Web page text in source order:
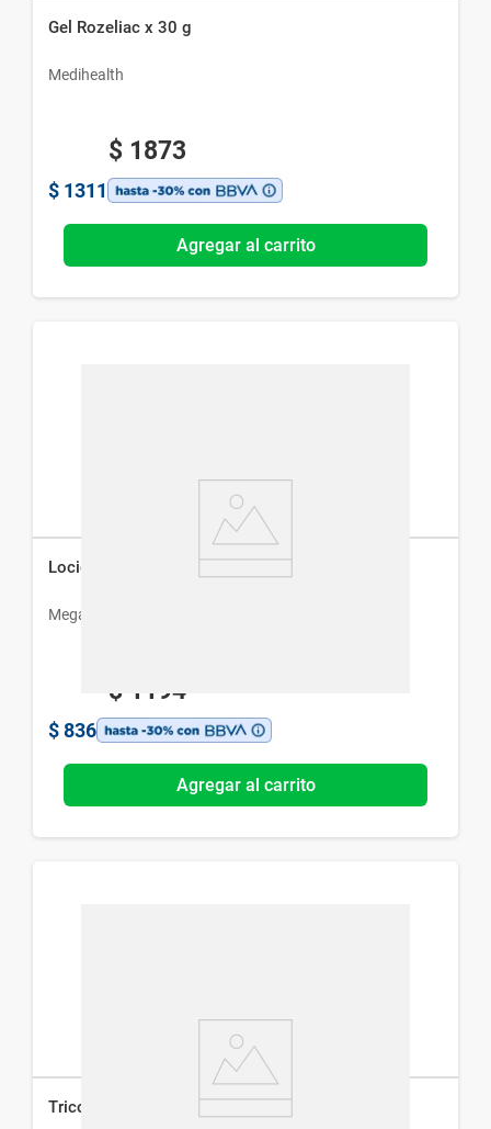
Gel Rozeliac x 30 g
Medihealth
$ 1873
$ 1311
Agregar al carrito
Loción Capilar Remox 5 x 100 ml
Megalabs
$ 1194
$ 836
Agregar al carrito
Tricomax x 60 Cápsulas